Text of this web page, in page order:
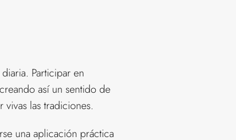
Participar en
así un sentido de
las tradiciones.
una aplicación práctica